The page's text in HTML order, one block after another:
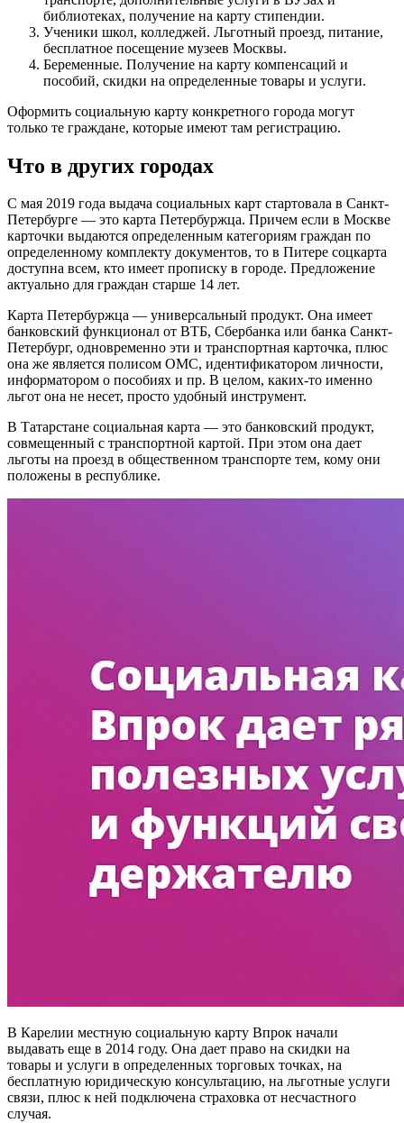
библиотеках, получение на карту стипендии.
Ученики школ, колледжей. Льготный проезд, питание,
бесплатное посещение музеев Москвы.
Беременные. Получение на карту компенсаций и
пособий, скидки на определенные товары и услуги.
Оформить социальную карту конкретного города могут
только те граждане, которые имеют там регистрацию.
Что в других городах
С мая 2019 года выдача социальных карт стартовала в Санкт-
Петербурге — это карта Петербуржца. Причем если в Москве
карточки выдаются определенным категориям граждан по
определенному комплекту документов, то в Питере соцкарта
доступна всем, кто имеет прописку в городе. Предложение
актуально для граждан старше 14 лет.
Карта Петербуржца — универсальный продукт. Она имеет
банковский функционал от ВТБ, Сбербанка или банка Санкт-
Петербург, одновременно эти и транспортная карточка, плюс
она же является полисом ОМС, идентификатором личности,
информатором о пособиях и пр. В целом, каких-то именно
льгот она не несет, просто удобный инструмент.
В Татарстане социальная карта — это банковский продукт,
совмещенный с транспортной картой. При этом она дает
льготы на проезд в общественном транспорте тем, кому они
положены в республике.
В Карелии местную социальную карту Впрок начали
выдавать еще в 2014 году. Она дает право на скидки на
товары и услуги в определенных торговых точках, на
бесплатную юридическую консультацию, на льготные услуги
связи, плюс к ней подключена страховка от несчастного
случая.